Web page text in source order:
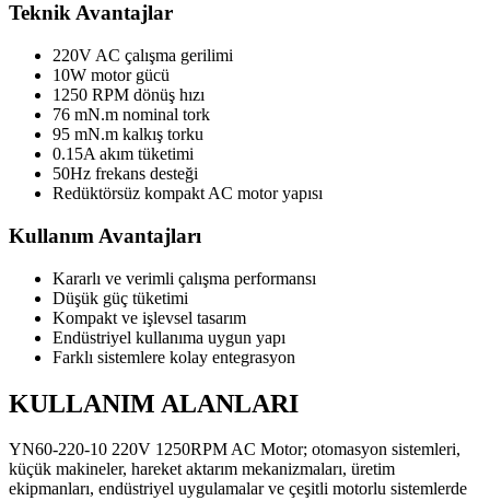
Teknik Avantajlar
220V AC çalışma gerilimi
10W motor gücü
1250 RPM dönüş hızı
76 mN.m nominal tork
95 mN.m kalkış torku
0.15A akım tüketimi
50Hz frekans desteği
Redüktörsüz kompakt AC motor yapısı
Kullanım Avantajları
Kararlı ve verimli çalışma performansı
Düşük güç tüketimi
Kompakt ve işlevsel tasarım
Endüstriyel kullanıma uygun yapı
Farklı sistemlere kolay entegrasyon
KULLANIM ALANLARI
YN60-220-10 220V 1250RPM AC Motor; otomasyon sistemleri,
küçük makineler, hareket aktarım mekanizmaları, üretim
ekipmanları, endüstriyel uygulamalar ve çeşitli motorlu sistemlerde